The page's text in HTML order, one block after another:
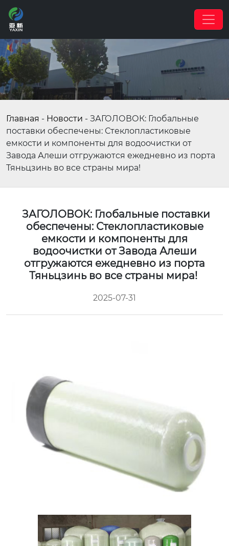
Главная - Новости - ЗАГОЛОВОК: Глобальные
поставки обеспечены: Стеклопластиковые
емкости и компоненты для водоочистки от
Завода Алеши отгружаются ежедневно из порта
Тяньцзинь во все страны мира!
ЗАГОЛОВОК: Глобальные поставки
обеспечены: Стеклопластиковые
емкости и компоненты для
водоочистки от Завода Алеши
отгружаются ежедневно из порта
Тяньцзинь во все страны мира!
2025-07-31